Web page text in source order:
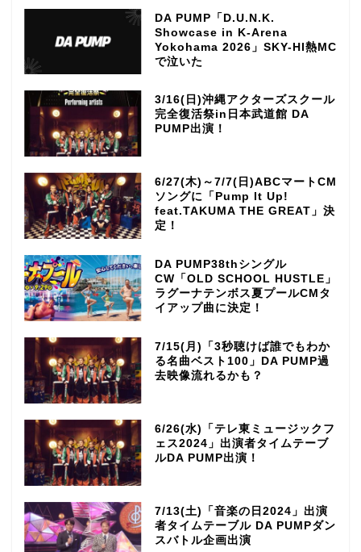
DA PUMP「D.U.N.K.
Showcase in K-Arena
Yokohama 2026」SKY-HI熱MC
で泣いた
3/16(日)沖縄アクターズスクール
完全復活祭in日本武道館 DA
PUMP出演！
6/27(木)～7/7(日)ABCマートCM
ソングに「Pump It Up!
feat.TAKUMA THE GREAT」決
定！
DA PUMP38thシングル
CW「OLD SCHOOL HUSTLE」
ラグーナテンボス夏プールCMタ
イアップ曲に決定！
7/15(月)「3秒聴けば誰でもわか
る名曲ベスト100」DA PUMP過
去映像流れるかも？
6/26(水)「テレ東ミュージックフ
ェス2024」出演者タイムテーブ
ルDA PUMP出演！
7/13(土)「音楽の日2024」出演
者タイムテーブル DA PUMPダン
スバトル企画出演